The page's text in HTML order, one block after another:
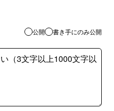
公開 書き手にのみ公開